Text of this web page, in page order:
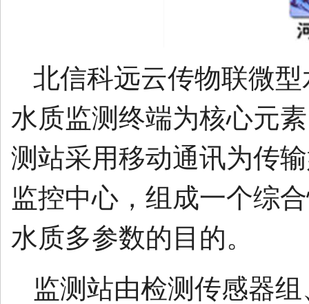
北信科远云传物联微
水质监测终端为核心元
测站采用移动通讯为传
监控中心，组成一个综
水质多参数的目的。
监测站由检测传感器